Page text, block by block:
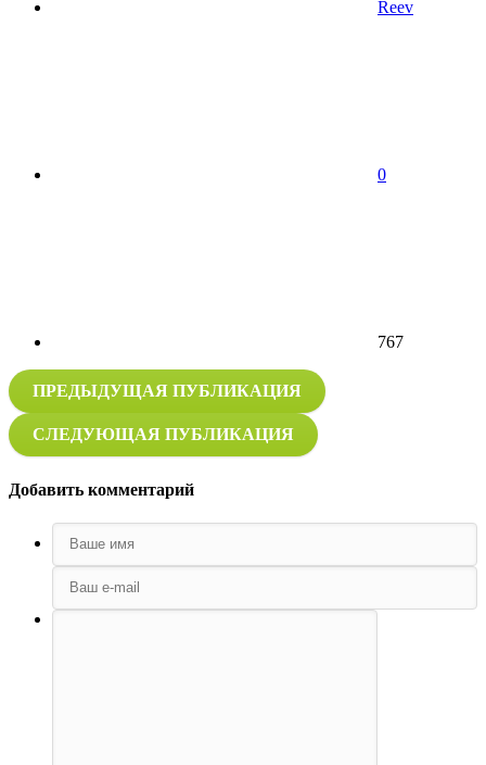
Reev
0
767
ПРЕДЫДУЩАЯ ПУБЛИКАЦИЯ
СЛЕДУЮЩАЯ ПУБЛИКАЦИЯ
Добавить комментарий